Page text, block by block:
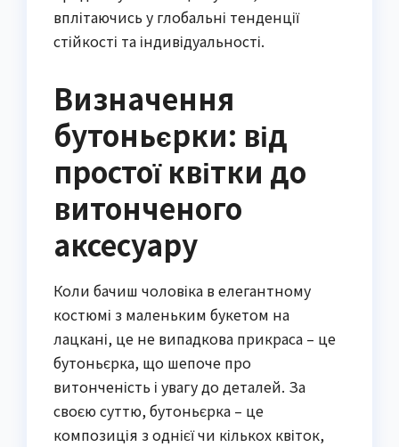
вплітаючись у глобальні тенденції
стійкості та індивідуальності.
Визначення
бутоньєрки: від
простої квітки до
витонченого
аксесуару
Коли бачиш чоловіка в елегантному
костюмі з маленьким букетом на
лацкані, це не випадкова прикраса – це
бутоньєрка, що шепоче про
витонченість і увагу до деталей. За
своєю суттю, бутоньєрка – це
композиція з однієї чи кількох квіток,